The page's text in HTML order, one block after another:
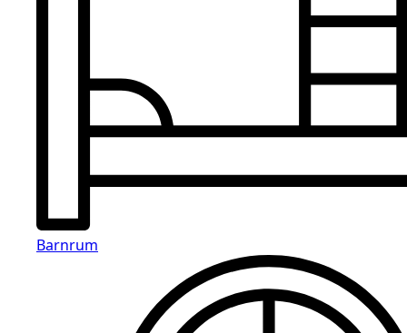
Barnrum